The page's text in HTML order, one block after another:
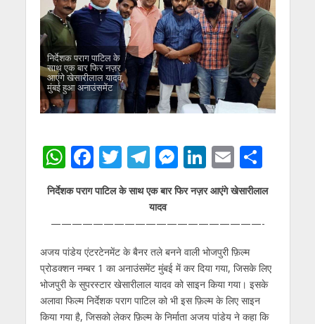
निर्देशक पराग पाटिल के
साथ एक बार फिर नज़र
आएंगे खेसारीलाल यादव,
मुंबई हुआ अनाउंसमेंट
W
h
at
s
A
p
p
F
ac
e
b
o
o
k
T
w
itt
er
T
el
e
gr
a
m
M
e
ss
e
n
g
er
Li
n
k
e
dI
n
E
m
ai
l
S
h
ar
e
निर्देशक पराग पाटिल के साथ एक बार फिर नज़र आएंगे खेसारीलाल
यादव
————————————————————-
अजय पांडेय एंटरटेनमेंट के बैनर तले बनने वाली भोजपुरी फ़िल्म
प्रोडक्शन नम्बर 1 का अनाउंसमेंट मुंबई में कर दिया गया, जिसके लिए
भोजपुरी के सुपरस्टार खेसारीलाल यादव को साइन किया गया। इसके
अलावा फिल्म निर्देशक पराग पाटिल को भी इस फ़िल्म के लिए साइन
किया गया है, जिसको लेकर फ़िल्म के निर्माता अजय पांडेय ने कहा कि